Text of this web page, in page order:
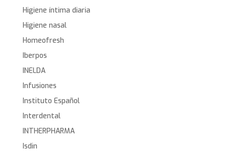
Higiene íntima diaria
Higiene nasal
Homeofresh
Iberpos
INELDA
Infusiones
Instituto Español
Interdental
INTHERPHARMA
Isdin